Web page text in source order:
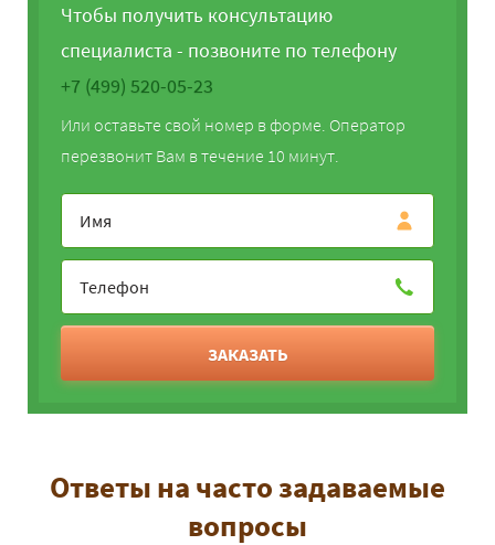
Чтобы получить консультацию
специалиста - позвоните по телефону
+7 (499) 520-05-23
Или оставьте свой номер в форме. Оператор
перезвонит Вам в течение 10 минут.
ЗАКАЗАТЬ
Ответы на часто задаваемые
вопросы